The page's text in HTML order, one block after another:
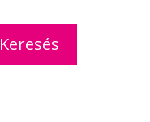
Keresés